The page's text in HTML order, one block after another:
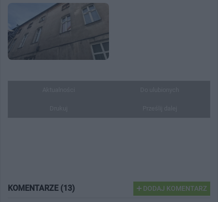
KOMENTARZE (13) DODAJ KOMENTARZ